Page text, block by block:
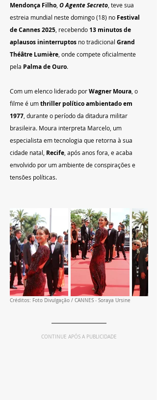
Mendonça Filho O Agente Secreto , teve sua
estreia mundial neste domingo (18) no Festival
de Cannes 2025 , recebendo 13 minutos de
aplausos ininterruptos no tradicional Grand
Théâtre Lumière , onde compete oficialmente
pela Palma de Ouro.
Com um elenco liderado por Wagner Moura , o
filme é um thriller político ambientado em
1977 , durante o período da ditadura militar
brasileira. Moura interpreta Marcelo, um
especialista em tecnologia que retorna à sua
cidade natal, Recife , após anos fora, e acaba
envolvido por um ambiente de conspirações e
tensões políticas.
Créditos: Foto Divulgação / CANNES - Soraya Ursine
CONTINUE APÓS A PUBLICIDADE